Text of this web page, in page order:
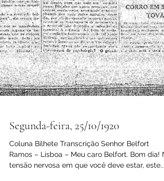
Segunda-feira, 25/10/1920
Coluna Bilhete Transcrição Senhor Belfort